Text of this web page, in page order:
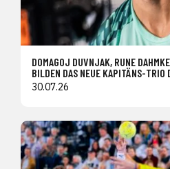
DOMAGOJ DUVNJAK, RUNE
BILDEN DAS NEUE KAPITÄNS-TRIO
30.07.26